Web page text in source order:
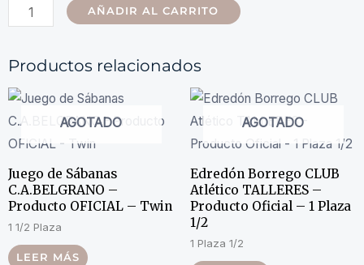
AÑADIR AL CARRITO
Productos relacionados
AGOTADO
Juego de Sábanas
C.A.BELGRANO –
Producto OFICIAL – Twin
1 1/2 Plaza
LEER MÁS
AGOTADO
Edredón Borrego CLUB
Atlético TALLERES –
Producto Oficial – 1 Plaza
1/2
1 Plaza 1/2